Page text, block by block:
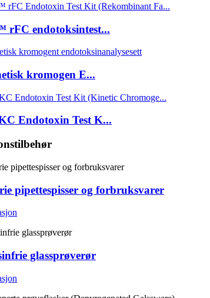
rFC endotoksintest...
kromogen E...
Endotoxin Test K...
pipettespisser og forbruksvarer
glassprøverør